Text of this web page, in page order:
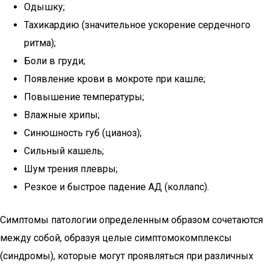
Одышку;
Тахикардию (значительное ускорение сердечного
ритма);
Боли в груди;
Появление крови в мокроте при кашле;
Повышение температуры;
Влажные хрипы;
Синюшность губ (цианоз);
Сильный кашель;
Шум трения плевры;
Резкое и быстрое падение АД (коллапс).
Симптомы патологии определенным образом сочетаются
между собой, образуя целые симптомокомплексы
(синдромы), которые могут проявляться при различных